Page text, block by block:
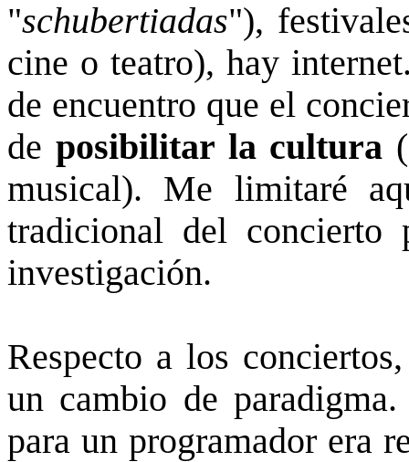
"schubertiadas"),
cine o teatro), hay
de encuentro que el
de posibilitar la cultura
musical). Me limitaré
tradicional del
investigación.
Respecto a los
un cambio de
para un programador era